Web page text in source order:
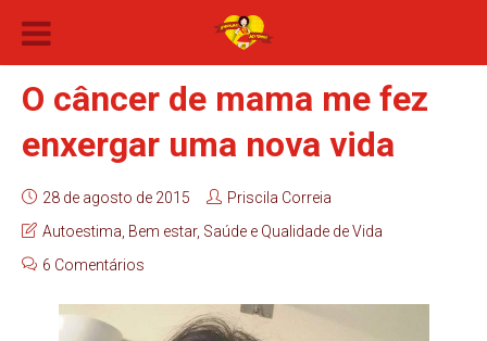
O câncer de mama me fez
enxergar uma nova vida
28 de agosto de 2015
Priscila Correia
Autoestima Bem estar, Saúde e Qualidade de Vida
6 Comentários